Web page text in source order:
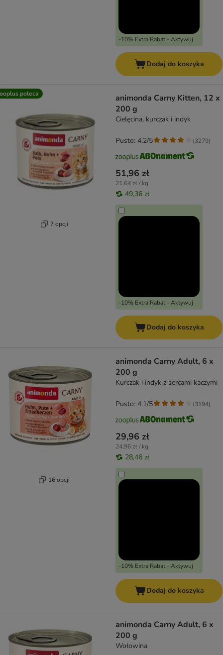
-10% Extra Rabat - Aktywuj
Dodaj do koszyka
poleca
7 opcji
animonda Carny Kitten, 12 x
200 g
Cielęcina, kurczak i indyk
51,96 zł
21,64 zł / kg
49,36 zł
-10% Extra Rabat - Aktywuj
Pusto: 4.2/5 (3279)
Dodaj do koszyka
16 opcji
animonda Carny Adult, 6 x
200 g
Kurczak i indyk z sercami kaczymi
29,96 zł
24,96 zł / kg
28,46 zł
-10% Extra Rabat - Aktywuj
Pusto: 4.1/5 (3194)
Dodaj do koszyka
animonda Carny Adult, 6 x
200 g
Wołowina